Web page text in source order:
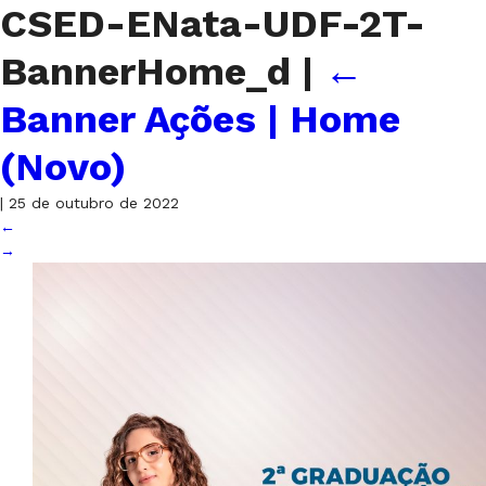
CSED-ENata-UDF-2T-
BannerHome_d | ←
Banner Ações | Home
(Novo)
| 25 de outubro de 2022
←
→